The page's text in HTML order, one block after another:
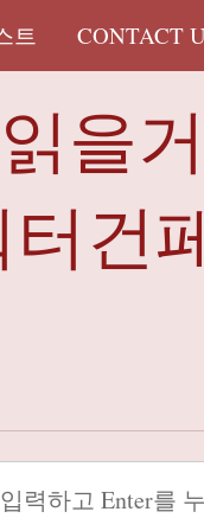
트 CONTACT
을
건